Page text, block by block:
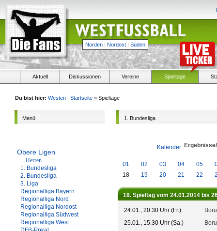
Norden | Nordost | Süden
Aktuell Diskussionen Vereine Spieltage
Du bist hier: Westen | Startseite » Spieltage
Menü
Obere Ligen
-- Herren --
1. Bundesliga
2. Bundesliga
3. Liga
Regionalliga Bayern
Regionalliga Nord
Regionalliga Nordost
Regionalliga Südwest
Regionalliga West
1. Bundesliga
Kalender
01 02 03 04 05
18
19 20 21 22
18. Spieltag vom 24.01.2014 bis
24.01., 20.30 Uhr (Fr.)
25.01., 15.30 Uhr (Sa.)